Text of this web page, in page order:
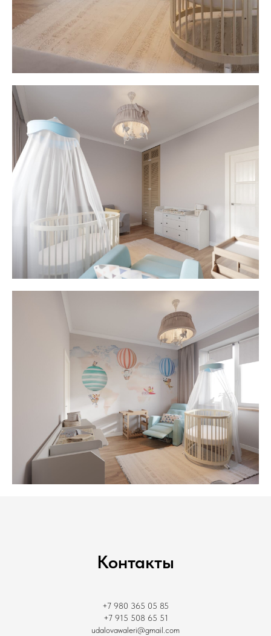
Контакты
+7 980 365 05 85
+7 915 508 65 51
udalovawaleri@gmail.com